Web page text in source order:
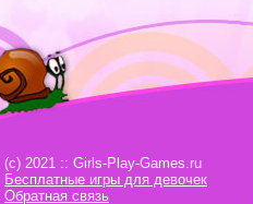
(c) 2021 :: Girls-Play-Games.ru
Бесплатные игры для девочек
Обратная связь